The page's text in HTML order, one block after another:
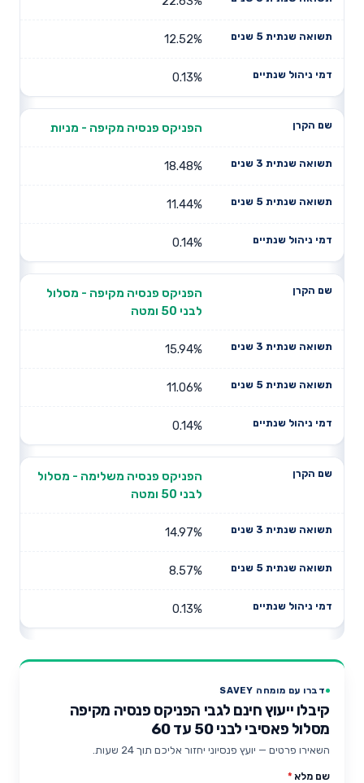
12.52%
0.13%
הפניקס פנסיה מקיפה - מניות
18.48%
11.44%
0.14%
הפניקס פנסיה מקיפה - מסלול
לבני 50 ומטה
15.94%
11.06%
0.14%
הפניקס פנסיה משלימה - מסלול
לבני 50 ומטה
14.97%
8.57%
0.13%
דברו עם מומחה SAVEY
קיבלו ייעוץ חינם לגבי הפניקס פנסיה מקיפה
מסלול פאסיבי לבני 50 עד 60
השאירו פרטים — יועץ פנסיוני יחזור אליכם תוך 24 שעות.
שם מלא *